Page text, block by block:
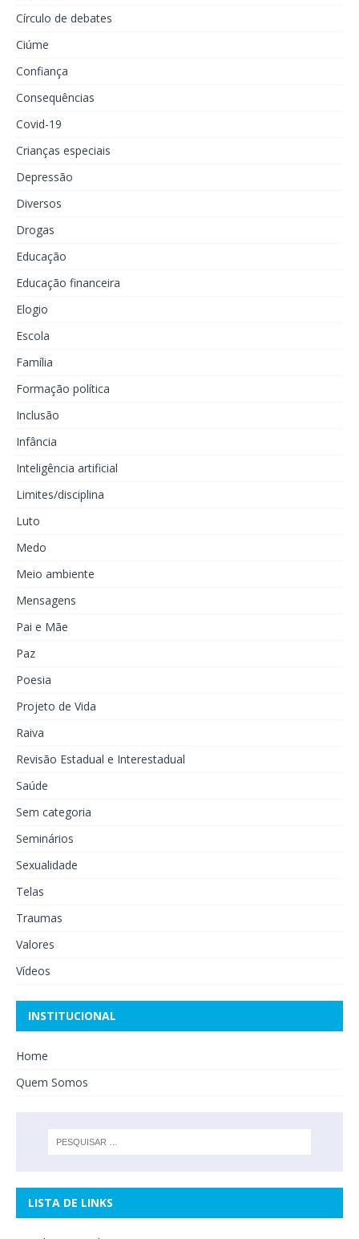
Círculo de debates
Ciúme
Confiança
Consequências
Covid-19
Crianças especiais
Depressão
Diversos
Drogas
Educação
Educação financeira
Elogio
Escola
Família
Formação política
Inclusão
Infância
Inteligência artificial
Limites/disciplina
Luto
Medo
Meio ambiente
Mensagens
Pai e Mãe
Paz
Poesia
Projeto de Vida
Raiva
Revisão Estadual e Interestadual
Saúde
Sem categoria
Seminários
Sexualidade
Telas
Traumas
Valores
Vídeos
INSTITUCIONAL
Home
Quem Somos
LISTA DE LINKS